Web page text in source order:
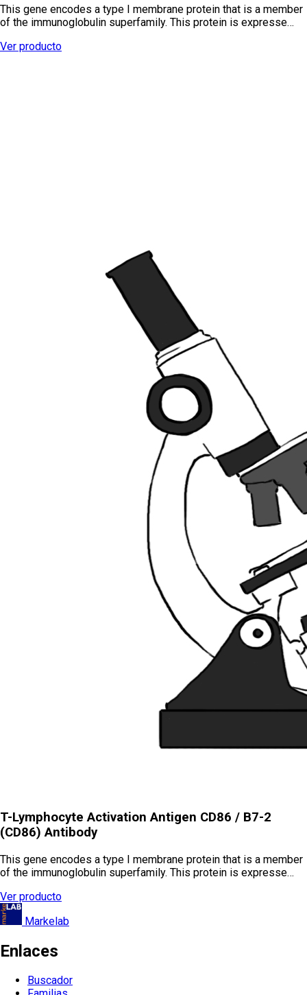
This gene encodes a type I membrane protein that is a member
of the immunoglobulin superfamily. This protein is expresse…
Ver producto
T-Lymphocyte Activation Antigen CD86 / B7-2
(CD86) Antibody
This gene encodes a type I membrane protein that is a member
of the immunoglobulin superfamily. This protein is expresse…
Ver producto
Markelab
Enlaces
Buscador